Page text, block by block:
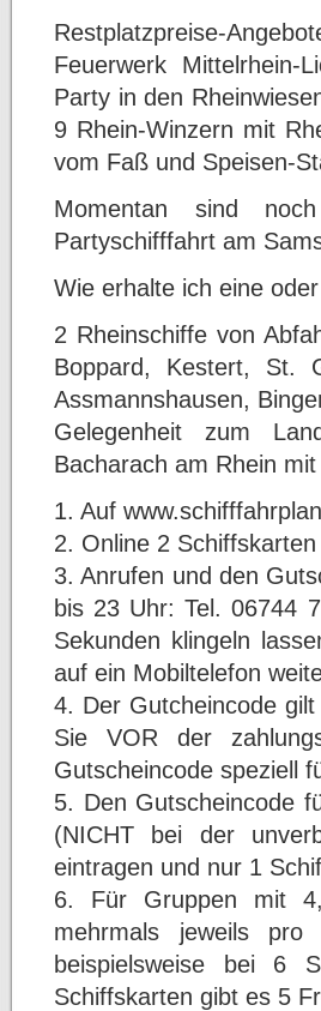
Restplatzpreise-
Feuerwerk
Party in den
9 Rhein-Winzern mit
vom Faß und Speisen-
Momentan sind
Partyschifffahrt am
Wie erhalte ich eine
2 Rheinschiffe von
Boppard, Kestert, St.
Assmannshausen,
Gelegenheit zum
Bacharach am Rhein
1. Auf
2. Online 2
3. Anrufen und den
bis 23 Uhr: Tel. 06744
Sekunden klingeln
auf ein Mobiltelefon
4. Der Gutcheincode
Sie VOR der
Gutscheincode speziell
5. Den Gutscheincode
(NICHT bei der
eintragen und nur 1
6. Für Gruppen mit
mehrmals jeweils
beispielsweise bei 6
Schiffskarten gibt es 5